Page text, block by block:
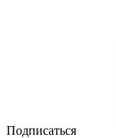
Подписаться